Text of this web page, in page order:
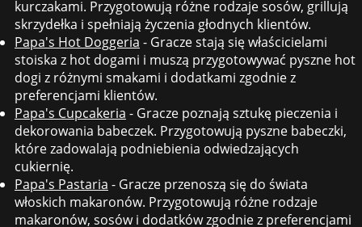
kurczakami. Przygotowują różne rodzaje sosów, grillują
skrzydełka i spełniają życzenia głodnych klientów.
Papa's Hot Doggeria - Gracze stają się właścicielami
stoiska z hot dogami i muszą przygotowywać pyszne hot
dogi z różnymi smakami i dodatkami zgodnie z
preferencjami klientów.
Papa's Cupcakeria - Gracze poznają sztukę pieczenia i
dekorowania babeczek. Przygotowują pyszne babeczki,
które zadowalają podniebienia odwiedzających
cukiernię.
Papa's Pastaria - Gracze przenoszą się do świata
włoskich makaronów. Przygotowują różne rodzaje
makaronów, sosów i dodatków zgodnie z preferencjami